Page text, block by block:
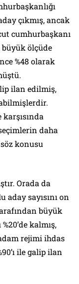
çıkmış, ancak
cumhurbaşkanı
ölçüde
%48 olarak
ilan edilmiş,
daha
konusu
Orada da
aday sayısını on
büyük
kalmış,
rejimi ihdas
ile galip ilan